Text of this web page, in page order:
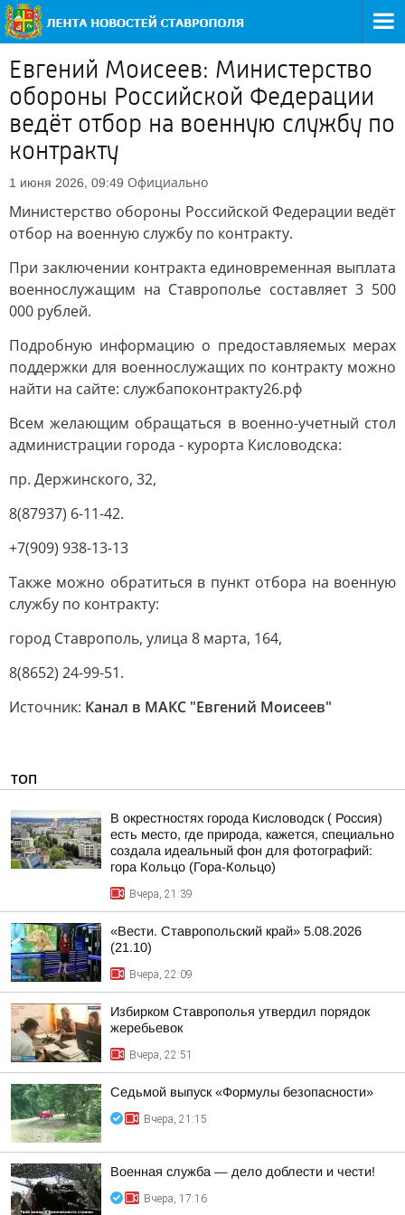
Евгений Моисеев: Министерство
обороны Российской Федерации
ведёт отбор на военную службу по
контракту
1 июня 2026, 09:49 Официально
Министерство обороны Российской Федерации ведёт
отбор на военную службу по контракту.
При заключении контракта единовременная выплата
военнослужащим на Ставрополье составляет 3 500
000 рублей.
Подробную информацию о предоставляемых мерах
поддержки для военнослужащих по контракту можно
найти на сайте: службапоконтракту26.рф
Всем желающим обращаться в военно-учетный стол
администрации города - курорта Кисловодска:
пр. Держинского, 32,
8(87937) 6-11-42.
+7(909) 938-13-13
Также можно обратиться в пункт отбора на военную
службу по контракту:
город Ставрополь, улица 8 марта, 164,
8(8652) 24-99-51.
Источник: Канал в МАКС "Евгений Моисеев"
ТОП
В окрестностях города Кисловодск ( Россия)
есть место, где природа, кажется, специально
создала идеальный фон для фотографий:
гора Кольцо (Гора-Кольцо)
Вчера, 21:39
«Вести. Ставропольский край» 5.08.2026
(21.10)
Вчера, 22:09
Избирком Ставрополья утвердил порядок
жеребьевок
Вчера, 22:51
Седьмой выпуск «Формулы безопасности»
Вчера, 21:15
Военная служба — дело доблести и чести!
Вчера, 17:16